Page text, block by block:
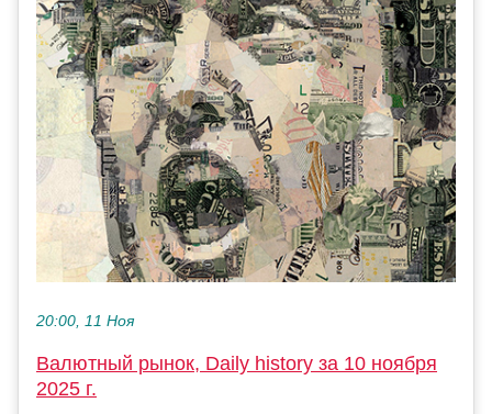
20:00, 11 Ноя
Валютный рынок, Daily history за 10 ноября
2025 г.